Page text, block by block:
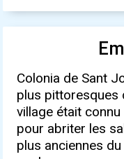
Colonia de Sant
plus pittoresques
village était
pour abriter les
plus anciennes